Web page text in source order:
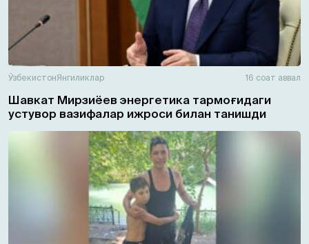
ЎзбекистонЯнгиликлар 16 соат аввал
Шавкат Мирзиёев энергетика тармоғидаги
устувор вазифалар ижроси билан танишди